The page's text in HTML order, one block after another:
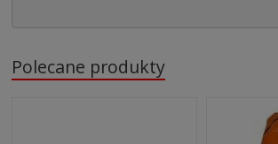
Polecane produkty